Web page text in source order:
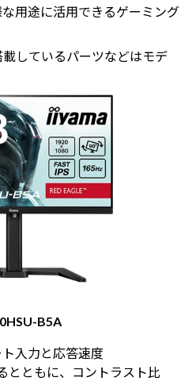
用途に活用できるゲーミング
しているパーツなどはモデ
B5A
入力と応答速度
とともに、コントラスト比